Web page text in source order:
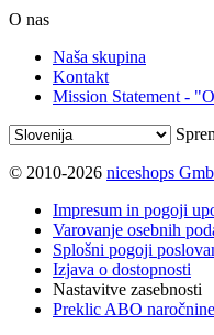
O nas
Naša skupina
Kontakt
Mission Statement -
© 2010-2026 niceshops
Impresum in pogoji
Varovanje osebnih
Splošni pogoji
Izjava o dostopnosti
Nastavitve zasebnosti
Preklic ABO naročnine